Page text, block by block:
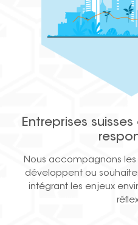
Entreprises
Nous accompagnons les
développent ou
intégrant les enjeux